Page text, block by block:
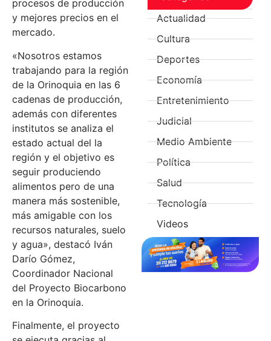
procesos de producción
y mejores precios en el
mercado.
«Nosotros estamos
trabajando para la región
de la Orinoquia en las 6
cadenas de producción,
además con diferentes
institutos se analiza el
estado actual del la
región y el objetivo es
seguir produciendo
alimentos pero de una
manera más sostenible,
más amigable con los
recursos naturales, suelo
y agua», destacó Iván
Darío Gómez,
Coordinador Nacional
del Proyecto Biocarbono
en la Orinoquia.
Finalmente, el proyecto
Actualidad
Cultura
Deportes
Economía
Entretenimiento
Judicial
Medio Ambiente
Política
Salud
Tecnología
Videos